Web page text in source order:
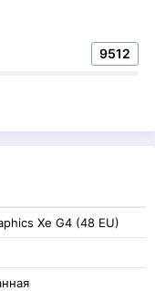
9512
Xe G4 (48 EU)